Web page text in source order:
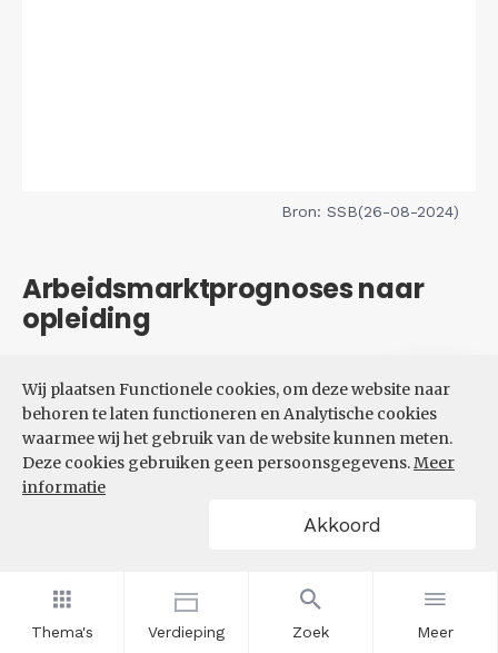
Thema's Verdieping Zoek Meer
Wij plaatsen Functionele cookies, om deze website naar
behoren te laten functioneren en Analytische cookies
waarmee wij het gebruik van de website kunnen meten.
Deze cookies gebruiken geen persoonsgegevens.Meer
informatie
Akkoord
Bron: SSB(26-08-2024)
Arbeidsmarktprognoses naar
opleiding
VERWACHTE UITBREIDINGS-
EN VERVANGINGSVRAAG NAAR
OPLEIDINGSNIVEAU
Filters